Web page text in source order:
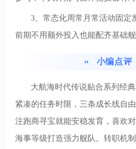
3、常态化周常月常活动固定
前期不用额外投入也能配齐基础舰
小编点评
大航海时代传说贴合系列经
紧凑的任务时限，三条成长线自
注跑商寻宝就能安稳发育，喜欢
海事等级打造强力舰队。转职机